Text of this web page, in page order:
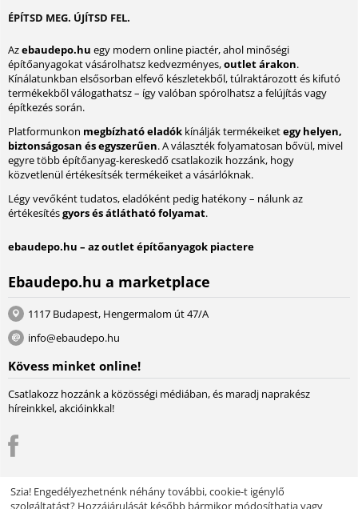
ÉPÍTSD MEG. ÚJÍTSD FEL.
Azebaudepo.hu egy modern online piactér, ahol minőségi
építőanyagokat vásárolhatsz kedvezményes,outlet árakon.
Kínálatunkban elsősorban elfevő készletekből, túlraktározott és kifutó
termékekből válogathatsz – így valóban spórolhatsz a felújítás vagy
építkezés során.
Platformunkon megbízható eladók kínálják termékeiketegy helyen,
biztonságosan és egyszerűen. A választék folyamatosan bővül, mivel
egyre több építőanyag-kereskedő csatlakozik hozzánk, hogy
közvetlenül értékesítsék termékeiket a vásárlóknak.
Légy vevőként tudatos, eladóként pedig hatékony – nálunk az
értékesítésgyors és átlátható folyamat.
ebaudepo.hu – az outlet építőanyagok piactere
Ebaudepo.hu a marketplace
1117 Budapest, Hengermalom út 47/A
info@ebaudepo.hu
Kövess minket online!
Csatlakozz hozzánk a közösségi médiában, és maradj naprakész
híreinkkel, akcióinkkal!
Szia! Engedélyezhetnénk néhány további, cookie-t igénylő
szolgáltatást? Hozzájárulását később bármikor módosíthatja vagy